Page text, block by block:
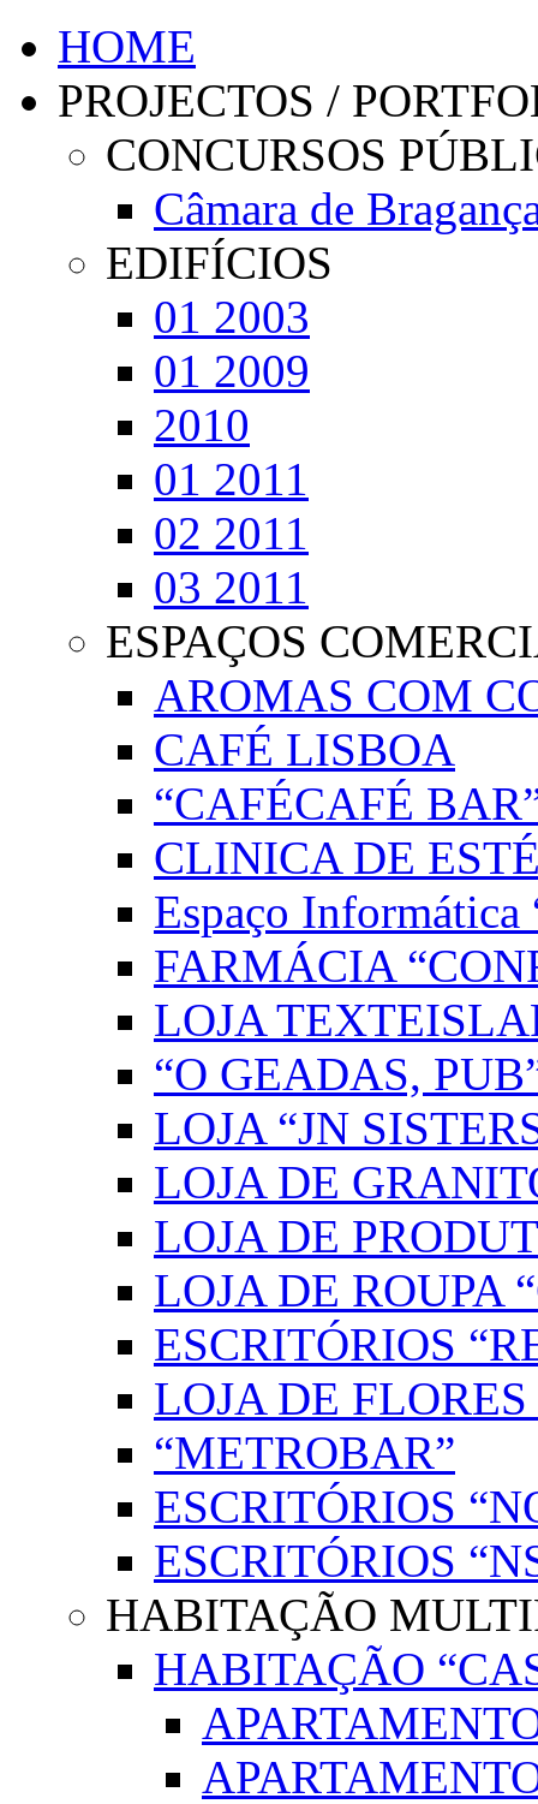
HOME
PROJECTOS /
CONCURSOS
Câmara de
EDIFÍCIOS
01 2003
01 2009
2010
01 2011
02 2011
03 2011
ESPAÇOS
AROMAS COM
CAFÉ LISBOA
“CAFÉCAFÉ
CLINICA DE
Espaço
FARMÁCIA
LOJA
“O GEADAS,
LOJA “JN
LOJA DE
LOJA DE
LOJA DE ROUPA
ESCRITÓRIOS
LOJA DE
“METROBAR”
ESCRITÓRIOS
ESCRITÓRIOS
HABITAÇÃO
HABITAÇÃO